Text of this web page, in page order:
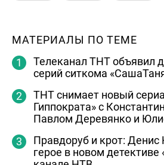
МАТЕРИАЛЫ ПО ТЕМЕ
Телеканал ТНТ объявил
серий ситкома
ТНТ снимает новый
Гиппократа» с
Павлом Деревянко и
Правдоруб и крот: Денис
герое в новом